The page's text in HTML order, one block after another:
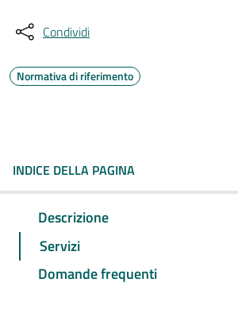
Condividi
Normativa di riferimento
INDICE DELLA PAGINA
Descrizione
Servizi
Domande frequenti